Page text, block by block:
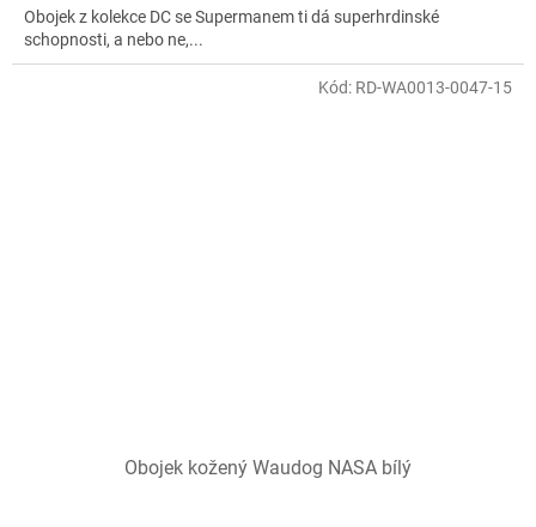
Obojek z kolekce DC se Supermanem ti dá superhrdinské
schopnosti, a nebo ne,...
Obojek kožený Waudog NASA bílý
Kód: RD-WA0013-0047-15